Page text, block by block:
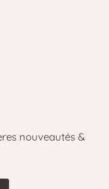
nouveautés &